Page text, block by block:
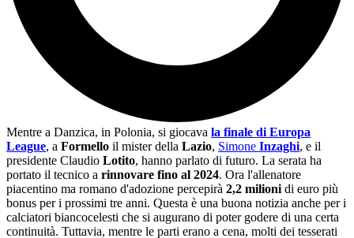
Mentre a Danzica, in Polonia, si giocava la finale di Europa
League, a Formello il mister della Lazio, Simone Inzaghi, e il
presidente Claudio Lotito, hanno parlato di futuro. La serata ha
portato il tecnico a rinnovare fino al 2024. Ora l'allenatore
piacentino ma romano d'adozione percepirà 2,2 milioni di euro più
bonus per i prossimi tre anni. Questa è una buona notizia anche per i
calciatori biancocelesti che si augurano di poter godere di una certa
continuità. Tuttavia, mentre le parti erano a cena, molti dei tesserati